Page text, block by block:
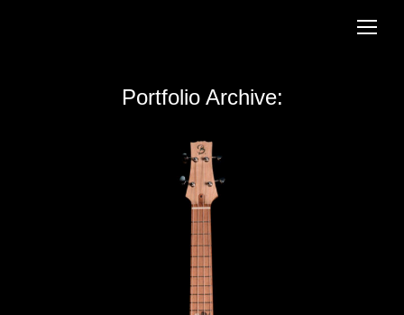
Portfolio Archive: